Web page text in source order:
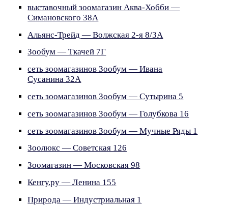
выставочный зоомагазин Аква-Хобби —
Симановского 38А
Альянс-Трейд — Волжская 2-я 8/3А
Зообум — Ткачей 7Г
сеть зоомагазинов Зообум — Ивана
Сусанина 32А
сеть зоомагазинов Зообум — Сутырина 5
сеть зоомагазинов Зообум — Голубкова 16
сеть зоомагазинов Зообум — Мучные Ряды 1
Зоолюкс — Советская 126
Зоомагазин — Московская 98
Кенгу.ру — Ленина 155
Природа — Индустриальная 1